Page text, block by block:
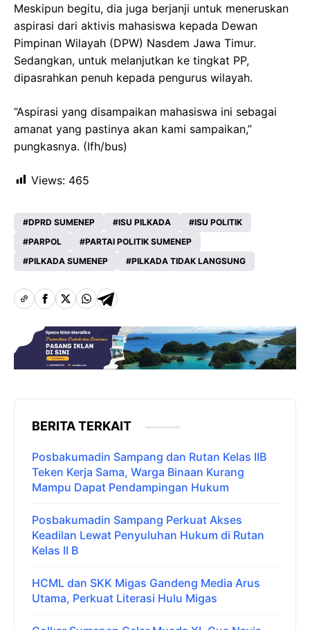
Meskipun begitu, dia juga berjanji untuk meneruskan
aspirasi dari aktivis mahasiswa kepada Dewan
Pimpinan Wilayah (DPW) Nasdem Jawa Timur.
Sedangkan, untuk melanjutkan ke tingkat PP,
dipasrahkan penuh kepada pengurus wilayah.
“Aspirasi yang disampaikan mahasiswa ini sebagai
amanat yang pastinya akan kami sampaikan,”
pungkasnya. (Ifh/bus)
Views: 465
DPRD SUMENEP ISU PILKADA
ISU POLITIK
PARPOL
PARTAI POLITIK SUMENEP
PILKADA SUMENEP
PILKADA TIDAK LANGSUNG
BERITA TERKAIT
Posbakumadin Sampang dan Rutan Kelas IIB
Teken Kerja Sama, Warga Binaan Kurang
Mampu Dapat Pendampingan Hukum
Posbakumadin Sampang Perkuat Akses
Keadilan Lewat Penyuluhan Hukum di Rutan
Kelas II B
HCML dan SKK Migas Gandeng Media Arus
Utama, Perkuat Literasi Hulu Migas